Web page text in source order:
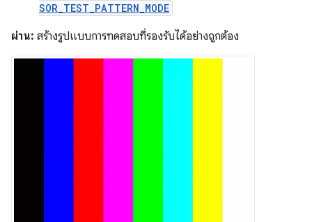
SOR_TEST_PATTERN_MODE
ผ่าน: สร้างรูปแบบการทดสอบที่รองรับได้อย่างถูกต้อง